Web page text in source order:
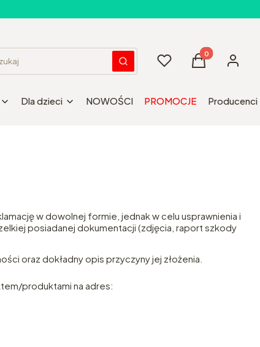
WyczyśćSzukaj
UlubioneProdukty w
Koszyk Zaloguj
Dla dzieci NOWOŚCI PROMOCJE Producenci
w dowolnej formie, jednak w celu usprawnienia i
posiadanej dokumentacji (zdjęcia, raport szkody
oraz dokładny opis przyczyny jej złożenia.
produktami na adres: